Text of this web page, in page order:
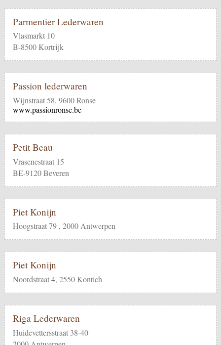
Parmentier Lederwaren
Vlasmarkt 10
B-8500 Kortrijk
Passion lederwaren
Wijnstraat 58, 9600 Ronse
www.passionronse.be
Petit Beau
Vrasenestraat 15
BE-9120 Beveren
Piet Konijn
Hoogstraat 79 , 2000 Antwerpen
Piet Konijn
Noordstraat 4, 2550 Kontich
Riga Lederwaren
Huidevettersstraat 38-40